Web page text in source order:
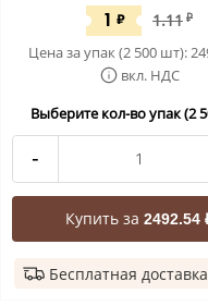
1 ₽ 1.11 ₽
Цена за упак (2 500 шт):
вкл. НДС
Выберите кол-во упак (2
-
Купить за 2492.54
Бесплатная